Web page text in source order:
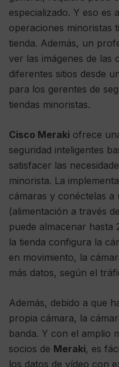
especializado. Y eso es
operaciones minoristas
tienda. Además, un
ver las imágenes de las
diferentes sitios desde
para los gerentes de
tiendas minoristas.
Cisco Meraki ofrece
seguridad inteligentes
satisfacer las
minorista. La
cámaras y conéctelas
(alimentación a través
puede almacenar hasta
la tienda configura la
en movimiento, la
más datos, según el
Además, debido a que
propia cámara, la
banda. Y con el amplio
socios de Meraki, es
los datos de vídeo con